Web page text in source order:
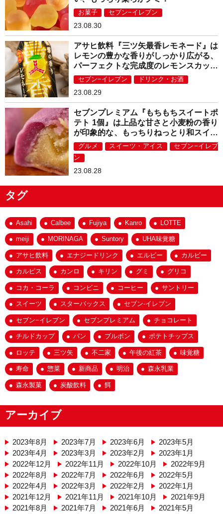
お菓子 セブン−イレブン
23.08.30
アサヒ飲料『三ツ矢最香レモネード』は
レモンの豊かな香りがしっかり広がる、
パーフェクトな完成度のレモンスカッシ
ュ！
セブン−イレブン ドリンク・お酒
23.08.29
セブンプレミアム『もちもちスイートポ
テト 1個』は上品な甘さと小麦粉の香り
が印象的な、もっちりねっとり和スイー
ツ！
グルメ スイーツ・アイス
セブン−イレブ
ン
23.08.28
タグ
Asahi Calbee Fujiya Kanro LOTTE
meiji MORINAGA Suntory UHA味覚糖
アサヒ飲料 エナジードリンク エルビー カルビー
カルピス カンロ キリン グミ グリコ
コカ・コーラ コンビニ コーヒー サントリー
スイーツ スターバックス セブン-イレブン
セブン−イレブン セブンプレミアム チョコレート
チルドカップ パン ブルボン ポテトチップス
ロッテ 三ツ矢 不二家 午後の紅茶 味覚糖
寿命 惣菜 新商品 明治 森永乳業
森永製菓 炭酸飲料 餌
アーカイブ
2023年8月 2023年7月 2023年6月
2023年5月
2023年4月
2023年3月 2023年2月
2023年1月
2022年12月
2022年11月 2022年10月
2022年9月
2022年8月
2022年7月 2022年6月
2022年5月
2022年4月
2022年3月 2022年2月
2022年1月
2021年12月
2021年11月 2021年10月
2021年9月
2021年8月
2021年7月 2021年6月
2021年5月